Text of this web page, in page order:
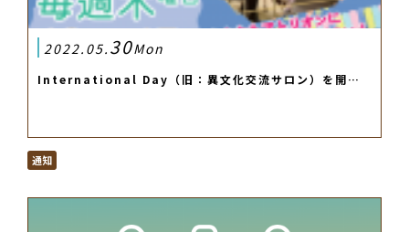
2022.05. 30Mon
International Day（旧：異文化交流サロン）を開…
通知